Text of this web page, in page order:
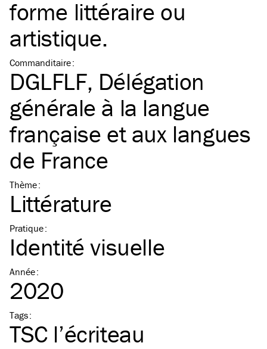
forme littéraire ou
artistique.
Commanditaire:
DGLFLF, Délégation
générale à la langue
française et aux langues
de France
Thème:
Littérature
Pratique:
Identité visuelle
Année:
2020
Tags:
TSCl’écriteau